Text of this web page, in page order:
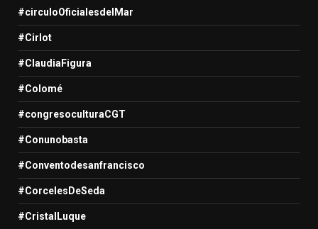
#circuloOficialesdelMar
#Cirlot
#ClaudiaFigura
#Colomé
#congresoculturaCGT
#Conunobasta
#Conventodesanfrancisco
#CorcelesDeSeda
#CristalLuque